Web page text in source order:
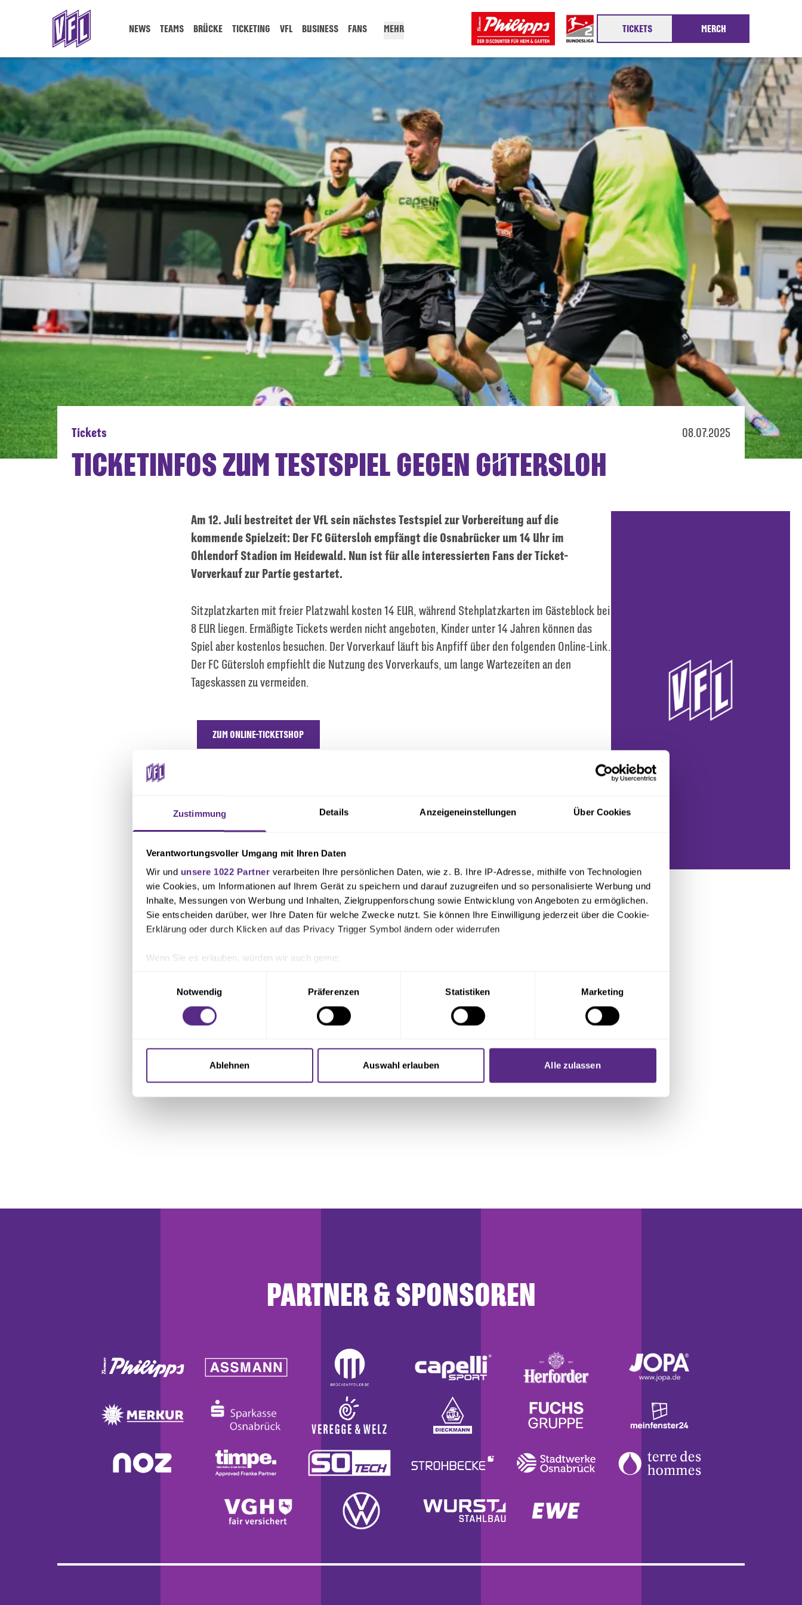
Zustimmung Details Anzeigeneinstellungen Über Cookies
Verantwortungsvoller Umgang mit Ihren Daten
Wir und unsere 1022 Partner verarbeiten Ihre persönlichen Daten, wie z. B. Ihre IP-Adresse, mithilfe von Technologien
wie Cookies, um Informationen auf Ihrem Gerät zu speichern und darauf zuzugreifen und so personalisierte Werbung und
Inhalte, Messungen von Werbung und Inhalten, Zielgruppenforschung sowie Entwicklung von Angeboten zu ermöglichen.
Sie entscheiden darüber, wer Ihre Daten für welche Zwecke nutzt. Sie können Ihre Einwilligung jederzeit über die Cookie-
Erklärung oder durch Klicken auf das Privacy Trigger Symbol ändern oder widerrufen
Wenn Sie es erlauben, würden wir auch gerne:
Ihr Gerät durch aktives Scannen nach bestimmten Merkmalen (Fingerprinting) identifizieren
Erfahren Sie mehr darüber, wie Ihre persönlichen Daten verarbeitet werden, und legen Sie Ihre Präferenzen imAbschnitt
Einzelheitenfest.
Wir verwenden Cookies, um Inhalte und Anzeigen zu personalisieren, Funktionen für soziale Medien anbieten zu können
und die Zugriffe auf unsere Website zu analysieren. Außerdem geben wir Informationen zu Ihrer Verwendung unserer
Notwendig
Präferenzen Statistiken Marketing
Ablehnen Auswahl erlauben Alle zulassen
NEWS TEAMS BRÜCKE TICKETING VFL BUSINESS FANS MEHR TICKETS MERCH
Tickets 08.07.2025
TICKETINFOS ZUM TESTSPIEL GEGEN GÜTERSLOH
Am 12. Juli bestreitet der VfL sein nächstes Testspiel zur Vorbereitung auf die
kommende Spielzeit: Der FC Gütersloh empfängt die Osnabrücker um 14 Uhr im
Ohlendorf Stadion im Heidewald. Nun ist für alle interessierten Fans der Ticket-
Vorverkauf zur Partie gestartet.
Sitzplatzkarten mit freier Platzwahl kosten 14 EUR, während Stehplatzkarten im Gästeblock bei
8 EUR liegen. Ermäßigte Tickets werden nicht angeboten, Kinder unter 14 Jahren können das
Spiel aber kostenlos besuchen. Der Vorverkauf läuft bis Anpfiff über den folgenden Online-Link.
Der FC Gütersloh empfiehlt die Nutzung des Vorverkaufs, um lange Wartezeiten an den
Tageskassen zu vermeiden.
ZUM ONLINE-TICKETSHOP
Foto: Jonas Jürgens
PARTNER & SPONSOREN